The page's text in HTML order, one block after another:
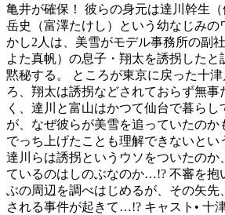
亀井が確保！ 彼らの身元は達川幹生
岳史（富澤たけし）という幼なじみの
かし2人は、美雪がモデル事務所の副
よた真帆）の息子・翔太を誘拐したと
黙秘する。 ところが東京に戻った十
ろ、翔太は誘拐などされておらず無事
く、達川と富山はかつて仙台で暮ら
が、なぜ彼らが美雪を追っていたのか
でっち上げたことも理解できないとい
達川らは誘拐というウソをついたのか
ているのはしのぶなのか…!? 不審を抱
ぶの周辺を調べはじめるが、その矢先
される事件が起きて…!? キャスト• 十